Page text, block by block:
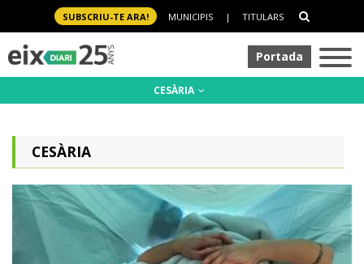
SUBSCRIU-TE ARA! MUNICIPIS | TITULARS
Portada
CESÀRIA
CESÀRIA